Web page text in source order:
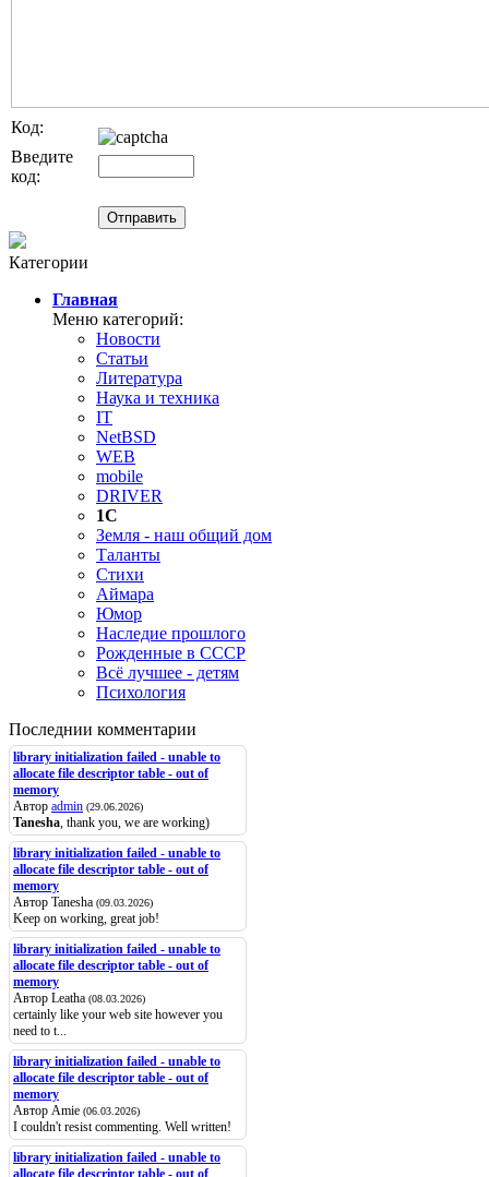
Код:
Введите
код:
Категории
Главная
Меню категорий:
Новости
Статьи
Литература
Наука и техника
IT
NetBSD
WEB
mobile
DRIVER
1C
Земля - наш общий дом
Таланты
Стихи
Аймара
Юмор
Наследие прошлого
Рожденные в СССР
Всё лучшее - детям
Психология
Последнии комментарии
library initialization failed - unable to
allocate file descriptor table - out of
memory
Автор admin (29.06.2026)
Tanesha, thank you, we are working)
library initialization failed - unable to
allocate file descriptor table - out of
memory
Автор Tanesha (09.03.2026)
Keep on working, great job!
library initialization failed - unable to
allocate file descriptor table - out of
memory
Автор Leatha (08.03.2026)
certainly like your web site however you
need to t...
library initialization failed - unable to
allocate file descriptor table - out of
memory
Автор Amie (06.03.2026)
I couldn't resist commenting. Well written!
library initialization failed - unable to
allocate file descriptor table - out of